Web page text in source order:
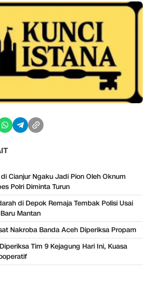
Cianjur Ngaku Jadi Pion Oleh Oknum
Polri Diminta Turun
di Depok Remaja Tembak Polisi Usai
Mantan
Nakroba Banda Aceh Diperiksa Propam
Tim 9 Kejagung Hari Ini, Kuasa